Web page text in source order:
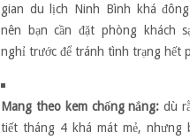
gian du lịch Ninh Bình khá
nên bạn cần đặt phòng khách
nghỉ trước để tránh tình trạng hết
Mang theo kem chống nắng: dù
tiết tháng 4 khá mát mẻ, nhưng